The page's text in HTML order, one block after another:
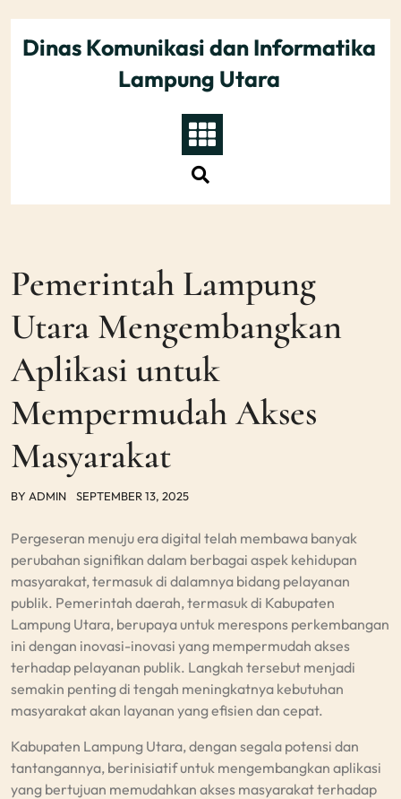
contentDinas Komunikasi dan Informatika
Lampung Utara
Pemerintah Lampung
Utara Mengembangkan
Aplikasi untuk
Mempermudah Akses
Masyarakat
BY ADMIN SEPTEMBER 13, 2025
Pergeseran menuju era digital telah membawa banyak
perubahan signifikan dalam berbagai aspek kehidupan
masyarakat, termasuk di dalamnya bidang pelayanan
publik. Pemerintah daerah, termasuk di Kabupaten
Lampung Utara, berupaya untuk merespons perkembangan
ini dengan inovasi-inovasi yang mempermudah akses
terhadap pelayanan publik. Langkah tersebut menjadi
semakin penting di tengah meningkatnya kebutuhan
masyarakat akan layanan yang efisien dan cepat.
Kabupaten Lampung Utara, dengan segala potensi dan
tantangannya, berinisiatif untuk mengembangkan aplikasi
yang bertujuan memudahkan akses masyarakat terhadap